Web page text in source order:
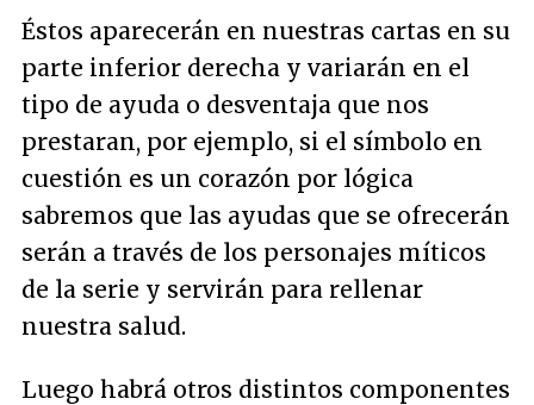
Éstos aparecerán en nuestras cartas en su
parte inferior derecha y variarán en el
tipo de ayuda o desventaja que nos
prestaran, por ejemplo, si el símbolo en
cuestión es un corazón por lógica
sabremos que las ayudas que se ofrecerán
serán a través de los personajes míticos
de la serie y servirán para rellenar
nuestra salud.
Luego habrá otros distintos componentes